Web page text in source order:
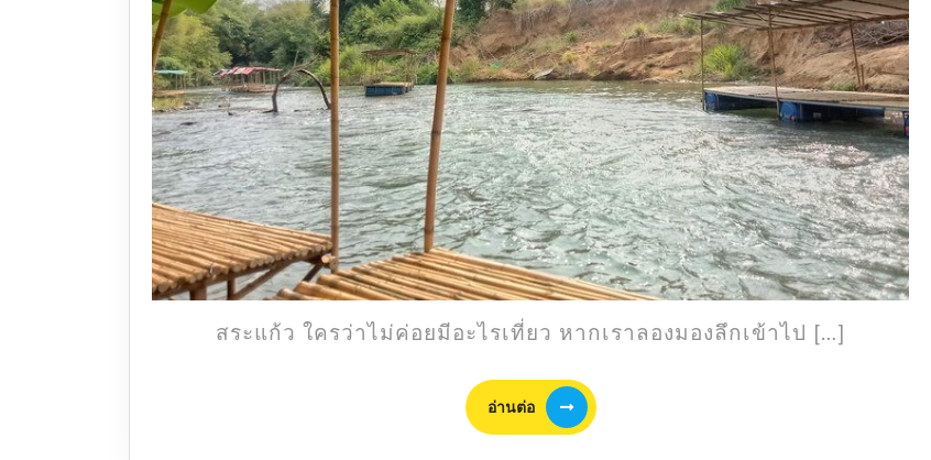
สระแก้ว ใครว่าไม่ค่อยมีอะไรเที่ยว หากเราลองมองลึกเข้าไป […]
อ่านต่อ
อ่าน
ต่อ